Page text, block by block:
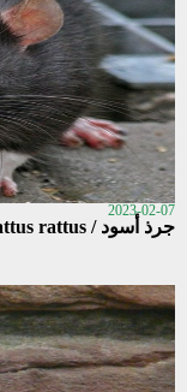
2023-02-07
جرذ أسود / Rattus rattus